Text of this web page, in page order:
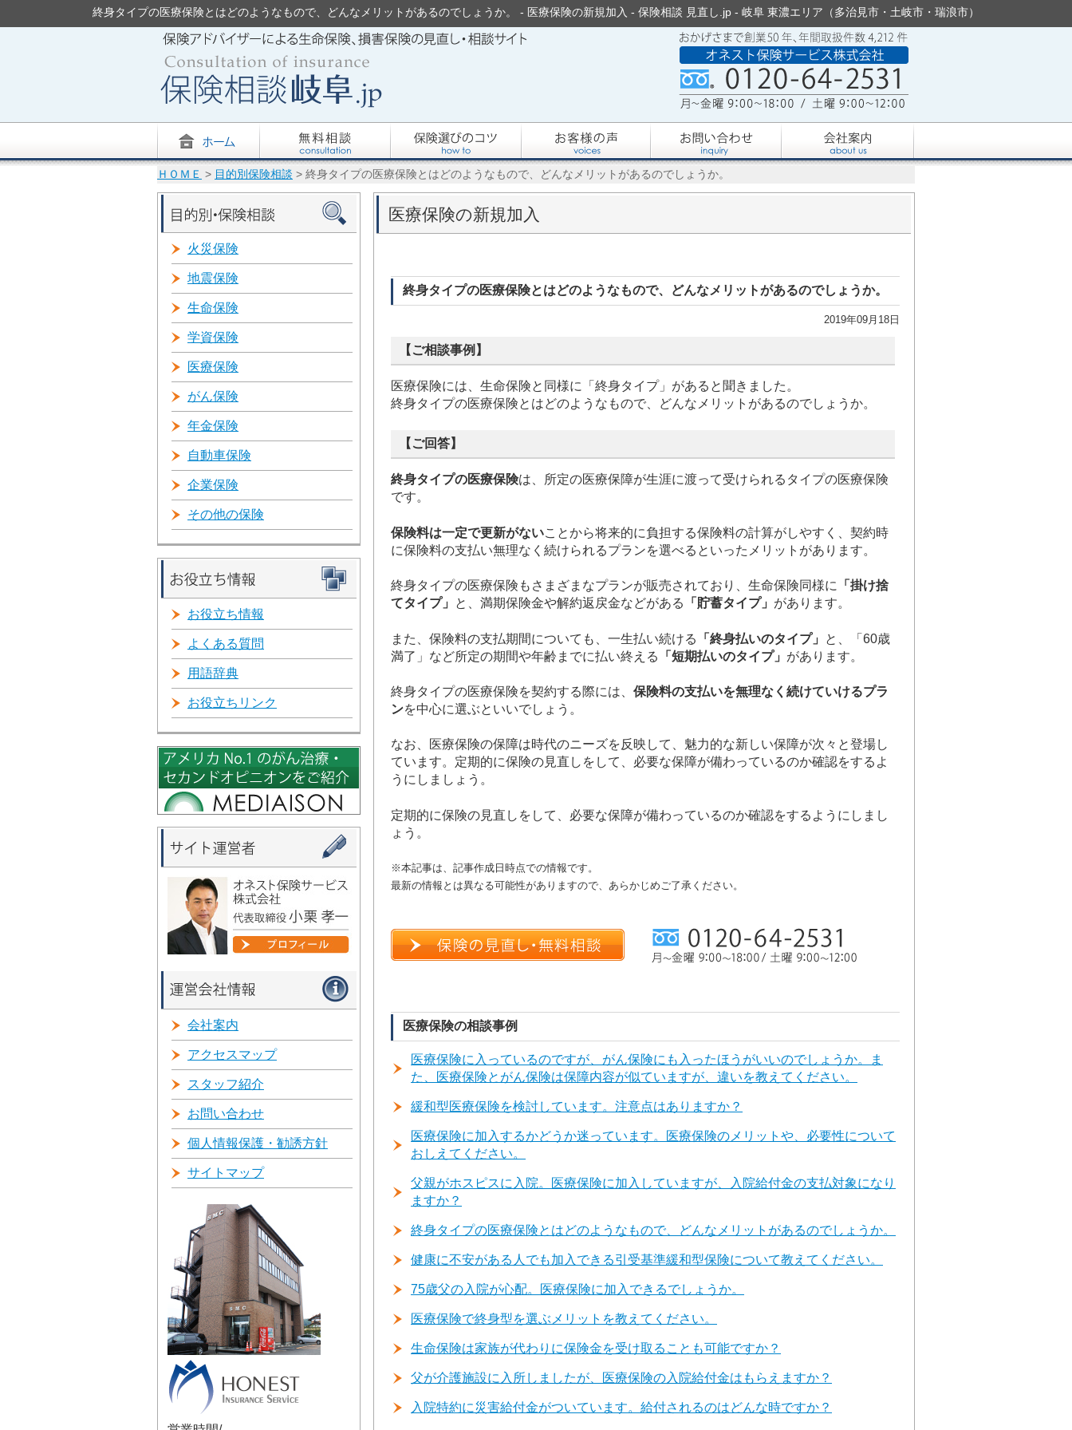
終身タイプの医療保険とはどのようなもので、どんなメリットがあるのでしょうか。 - 医療保険の新規加入 - 保険相談 見直し.jp - 岐阜 東濃エリア（多治見市・土岐市・瑞浪市）
ＨＯＭＥ > 目的別保険相談 > 終身タイプの医療保険とはどのようなもので、どんなメリットがあるのでしょうか。
医療保険の新規加入
終身タイプの医療保険とはどのようなもので、どんなメリットがあるのでしょうか。
2019年09月18日
【ご相談事例】
医療保険には、生命保険と同様に「終身タイプ」があると聞きました。
終身タイプの医療保険とはどのようなもので、どんなメリットがあるのでしょうか。
【ご回答】
終身タイプの医療保険は、所定の医療保障が生涯に渡って受けられるタイプの医療保険
です。
保険料は一定で更新がないことから将来的に負担する保険料の計算がしやすく、契約時
に保険料の支払い無理なく続けられるプランを選べるといったメリットがあります。
終身タイプの医療保険もさまざまなプランが販売されており、生命保険同様に
「掛け捨
てタイプ」
と、満期保険金や解約返戻金などがある 「貯蓄タイプ」 があります。
また、保険料の支払期間についても、一生払い続ける 「終身払いのタイプ」
と、「60歳
満了」など所定の期間や年齢までに払い終える
「短期払いのタイプ」 があります。
終身タイプの医療保険を契約する際には、 保険料の支払いを無理なく続けていけるプラ
ンを中心に選ぶといいでしょう。
なお、医療保険の保障は時代のニーズを反映して、魅力的な新しい保障が次々と登場し
ています。定期的に保険の見直しをして、必要な保障が備わっているのか確認をするよ
うにしましょう。
定期的に保険の見直しをして、必要な保障が備わっているのか確認をするようにしまし
ょう。
※本記事は、記事作成日時点での情報です。
最新の情報とは異なる可能性がありますので、あらかじめご了承ください。
医療保険の相談事例
医療保険に入っているのですが、がん保険にも入ったほうがいいのでしょうか。ま
た、医療保険とがん保険は保障内容が似ていますが、違いを教えてください。
緩和型医療保険を検討しています。注意点はありますか？
医療保険に加入するかどうか迷っています。医療保険のメリットや、必要性について
おしえてください。
父親がホスピスに入院。医療保険に加入していますが、入院給付金の支払対象になり
ますか？
終身タイプの医療保険とはどのようなもので、どんなメリットがあるのでしょうか。
健康に不安がある人でも加入できる引受基準緩和型保険について教えてください。
75歳父の入院が心配。医療保険に加入できるでしょうか。
医療保険で終身型を選ぶメリットを教えてください。
生命保険は家族が代わりに保険金を受け取ることも可能ですか？
父が介護施設に入所しましたが、医療保険の入院給付金はもらえますか？
入院特約に災害給付金がついています。給付されるのはどんな時ですか？
火災保険
地震保険
生命保険
学資保険
医療保険
がん保険
年金保険
自動車保険
企業保険
その他の保険
お役立ち情報
よくある質問
用語辞典
お役立ちリンク
会社案内
アクセスマップ
スタッフ紹介
お問い合わせ
個人情報保護・勧誘方針
サイトマップ